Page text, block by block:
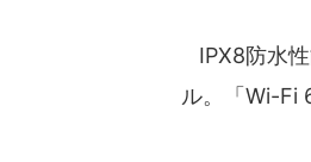
IPX8防水性
ル。「Wi-Fi